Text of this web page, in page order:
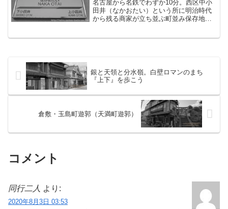
名古屋から名鉄でわずか10分。西区中小
田井（なかおたい）という所に明治時代
から残る商家が立ち並ぶ町並み保存地区
銀と天領と分水嶺。白壁ロマンのまち
『上下』を歩こう
倉敷・玉島町遊郭（天満町遊郭）
コメント
同行二人 より:
2020年8月3日 03:53